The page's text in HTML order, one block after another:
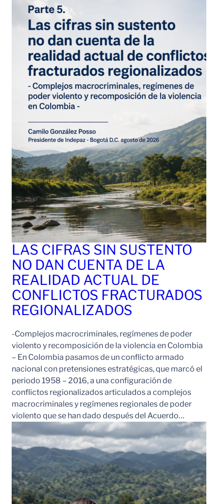
LAS CIFRAS SIN SUSTENTO
NO DAN CUENTA DE LA
REALIDAD ACTUAL DE
CONFLICTOS FRACTURADOS
REGIONALIZADOS
-Complejos macrocriminales, regímenes de poder
violento y recomposición de la violencia en Colombia
– En Colombia pasamos de un conflicto armado
nacional con pretensiones estratégicas, que marcó el
periodo 1958 – 2016, a una configuración de
conflictos regionalizados articulados a complejos
macrocriminales y regímenes regionales de poder
violento que se han dado después del Acuerdo…